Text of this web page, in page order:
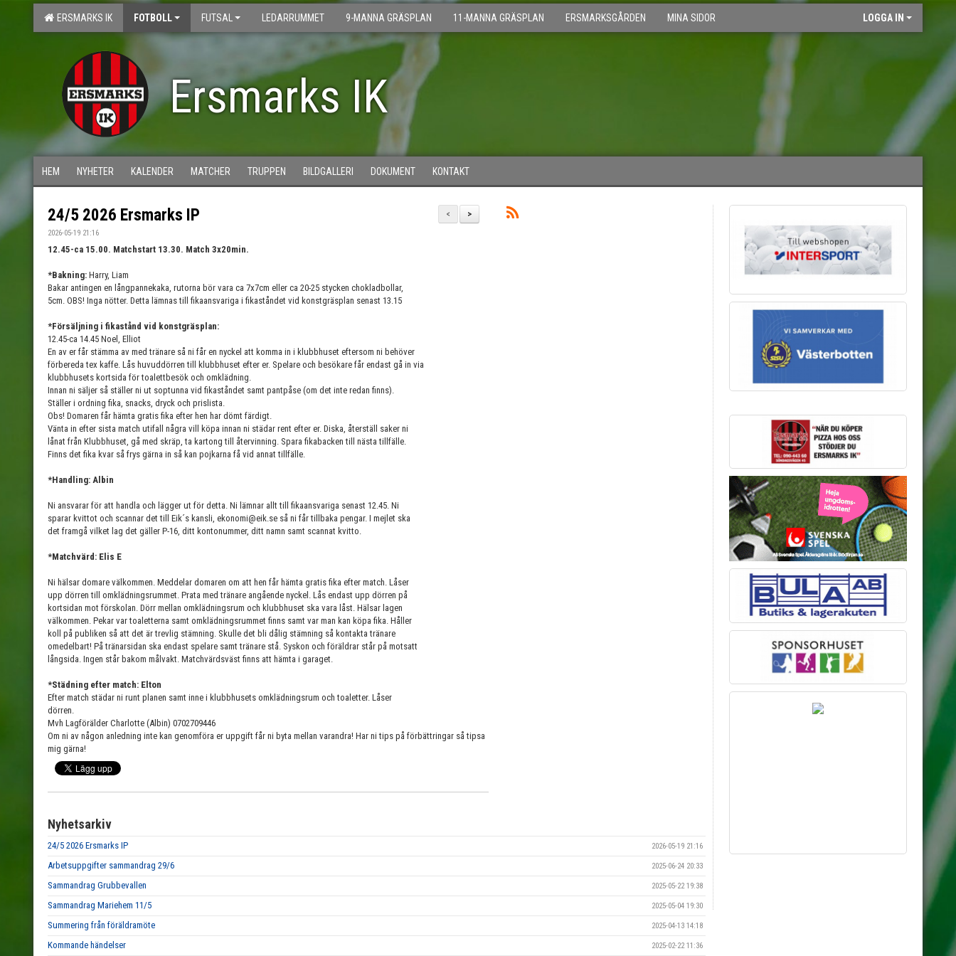
ERSMARKS IK FOTBOLL FUTSAL LEDARRUMMET 9-MANNA GRÄSPLAN 11-MANNA GRÄSPLAN ERSMARKSGÅRDEN MINA SIDOR LOGGA IN
Ersmarks IK
HEM NYHETER KALENDER MATCHER TRUPPEN BILDGALLERI DOKUMENT KONTAKT
>
<
24/5 2026 Ersmarks IP
2026-05-19 21:16
12.45-ca 15.00. Matchstart 13.30. Match 3x20min.
*Bakning: Harry, Liam
Bakar antingen en långpannekaka, rutorna bör vara ca 7x7cm eller ca 20-25 stycken chokladbollar,
5cm. OBS! Inga nötter. Detta lämnas till fikaansvariga i fikaståndet vid konstgräsplan senast 13.15
*Försäljning i fikastånd vid konstgräsplan:
12.45-ca 14.45 Noel, Elliot
En av er får stämma av med tränare så ni får en nyckel att komma in i klubbhuset eftersom ni behöver
förbereda tex kaffe. Lås huvuddörren till klubbhuset efter er. Spelare och besökare får endast gå in via
klubbhusets kortsida för toalettbesök och omklädning.
Innan ni säljer så ställer ni ut soptunna vid fikaståndet samt pantpåse (om det inte redan finns).
Ställer i ordning fika, snacks, dryck och prislista.
Obs! Domaren får hämta gratis fika efter hen har dömt färdigt.
Vänta in efter sista match utifall några vill köpa innan ni städar rent efter er. Diska, återställ saker ni
lånat från Klubbhuset, gå med skräp, ta kartong till återvinning. Spara fikabacken till nästa tillfälle.
Finns det fika kvar så frys gärna in så kan pojkarna få vid annat tillfälle.
*Handling: Albin
Ni ansvarar för att handla och lägger ut för detta. Ni lämnar allt till fikaansvariga senast 12.45. Ni
sparar kvittot och scannar det till Eik´s kansli, ekonomi@eik.se så ni får tillbaka pengar. I mejlet ska
det framgå vilket lag det gäller P-16, ditt kontonummer, ditt namn samt scannat kvitto.
*Matchvärd: Elis E
Ni hälsar domare välkommen. Meddelar domaren om att hen får hämta gratis fika efter match. Låser
upp dörren till omklädningsrummet. Prata med tränare angående nyckel. Lås endast upp dörren på
kortsidan mot förskolan. Dörr mellan omklädningsrum och klubbhuset ska vara låst. Hälsar lagen
välkommen. Pekar var toaletterna samt omklädningsrummet finns samt var man kan köpa fika. Håller
koll på publiken så att det är trevlig stämning. Skulle det bli dålig stämning så kontakta tränare
omedelbart! På tränarsidan ska endast spelare samt tränare stå. Syskon och föräldrar står på motsatt
långsida. Ingen står bakom målvakt. Matchvärdsväst finns att hämta i garaget.
*Städning efter match: Elton
Efter match städar ni runt planen samt inne i klubbhusets omklädningsrum och toaletter. Låser
dörren.
Mvh Lagförälder Charlotte (Albin) 0702709446
Om ni av någon anledning inte kan genomföra er uppgift får ni byta mellan varandra! Har ni tips på förbättringar så tipsa
mig gärna!
Nyhetsarkiv
24/5 2026 Ersmarks IP 2026-05-19 21:16
Arbetsuppgifter sammandrag 29/6 2025-06-24 20:33
Sammandrag Grubbevallen 2025-05-22 19:38
Sammandrag Mariehem 11/5 2025-05-04 19:30
Summering från föräldramöte 2025-04-13 14:18
Kommande händelser 2025-02-22 11:36